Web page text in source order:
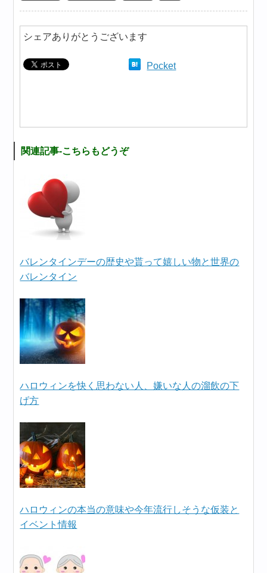
シェアありがとうございます
Pocket
関連記事-こちらもどうぞ
バレンタインデーの歴史や貰って嬉しい物と世界の
バレンタイン
ハロウィンを快く思わない人、嫌いな人の溜飲の下
げ方
ハロウィンの本当の意味や今年流行しそうな仮装と
イベント情報